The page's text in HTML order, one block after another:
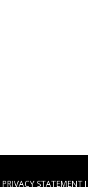
PRIVACY STATEMENTI